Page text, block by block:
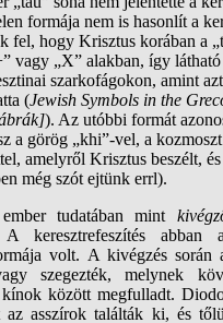
formája nem is hasonlít a
fel, hogy Krisztus korában a
vagy „X” alakban, így
szarkofágokon, amint
(Jewish Symbols in the
). Az utóbbi formát
a görög „khi”-vel, a
amelyről Krisztus beszélt,
még szót ejtünk errl).
tudatában mint
A keresztrefeszítés abban
volt. A kivégzés során
szegezték, melynek
kínok között megfulladt.
az asszírok találták ki, és